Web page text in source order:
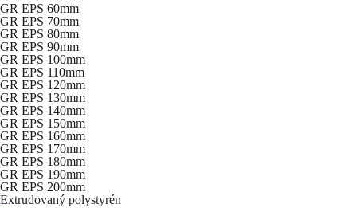
GR EPS 60mm
GR EPS 70mm
GR EPS 80mm
GR EPS 90mm
GR EPS 100mm
GR EPS 110mm
GR EPS 120mm
GR EPS 130mm
GR EPS 140mm
GR EPS 150mm
GR EPS 160mm
GR EPS 170mm
GR EPS 180mm
GR EPS 190mm
GR EPS 200mm
Extrudovaný polystyrén